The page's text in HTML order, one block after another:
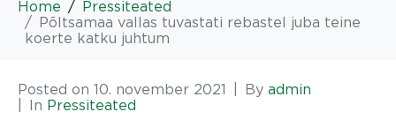
Home
Pressiteated
Põltsamaa vallas tuvastati rebastel juba teine
koerte katku juhtum
Posted on 10. november 2021 By admin
In Pressiteated